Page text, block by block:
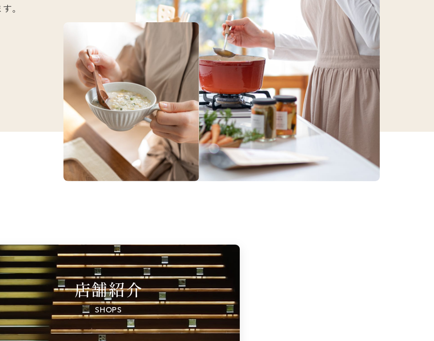
。
店舗紹介
SHOPS